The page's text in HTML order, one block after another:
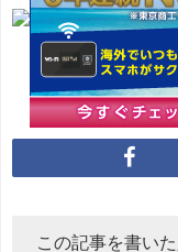
この記事を書いた